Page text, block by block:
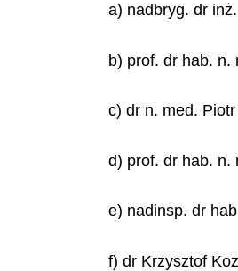
a) nadbryg. dr
b) prof. dr hab. n.
c) dr n. med.
d) prof. dr hab. n.
e) nadinsp. dr
f) dr Krzysztof